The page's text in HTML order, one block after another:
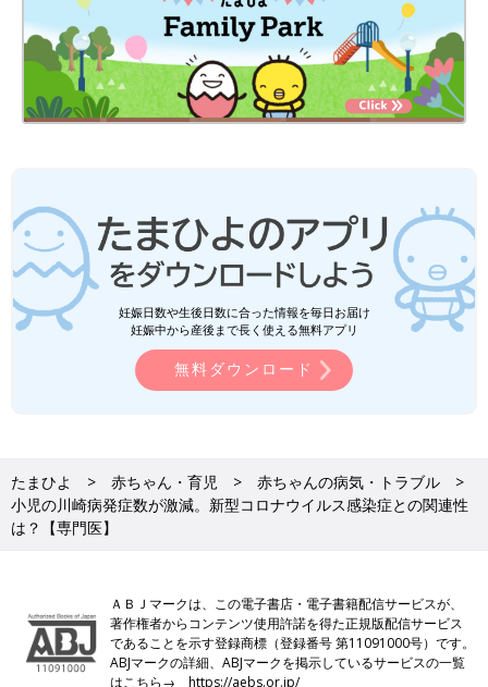
妊娠日数や生後日数に合った情報を毎日お届け
妊娠中から産後まで長く使える無料アプリ
無料ダウンロード
たまひよ 赤ちゃん・育児
赤ちゃんの病気・トラブル
小児の川崎病発症数が激減。新型コロナウイルス感染症との関連性
は？【専門医】
ＡＢＪマークは、この電子書店・電子書籍配信サービスが、
著作権者からコンテンツ使用許諾を得た正規版配信サービス
であることを示す登録商標（登録番号 第11091000号）です。
ABJマークの詳細、ABJマークを掲示しているサービスの一覧
はこちら→https://aebs.or.jp/